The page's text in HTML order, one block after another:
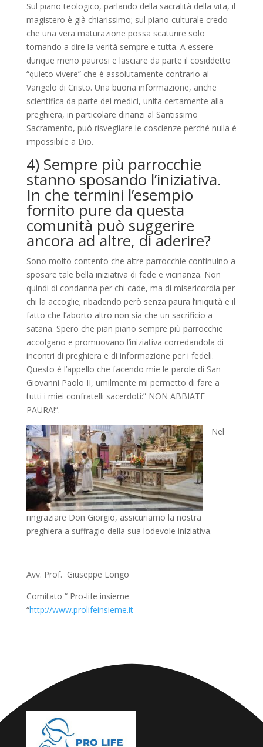
Sul piano teologico, parlando della sacralità della vita, il
magistero è già chiarissimo; sul piano culturale credo
che una vera maturazione possa scaturire solo
tornando a dire la verità sempre e tutta. A essere
dunque meno paurosi e lasciare da parte il cosiddetto
“quieto vivere” che è assolutamente contrario al
Vangelo di Cristo. Una buona informazione, anche
scientifica da parte dei medici, unita certamente alla
preghiera, in particolare dinanzi al Santissimo
Sacramento, può risvegliare le coscienze perché nulla è
impossibile a Dio.
4) Sempre più parrocchie
stanno sposando l’iniziativa.
In che termini l’esempio
fornito pure da questa
comunità può suggerire
ancora ad altre, diaderire?
Sono molto contento che altre parrocchie continuino a
sposaretale bella iniziativa di fede e vicinanza. Non
quindi di condanna per chi cade, ma di misericordia per
chi la accoglie; ribadendo però senza paura l’iniquità e il
fatto che l’aborto altro non sia che un sacrificio a
satana. Spero che pian piano sempre più parrocchie
accolgano e promuovano l’iniziativa corredandola di
incontri di preghiera e di informazione per i fedeli.
Questo è l’appello che facendo mie le parole di San
Giovanni Paolo II, umilmente mi permetto di fare a
tutti i miei confratelli sacerdoti:” NON ABBIATE
PAURA!”.
Nel
ringraziare Don Giorgio, assicuriamo la nostra
preghiera a suffragio della sua lodevole iniziativa.
Avv. Prof. Giuseppe Longo
Comitato “ Pro-life insieme
“http://www.prolifeinsieme.it